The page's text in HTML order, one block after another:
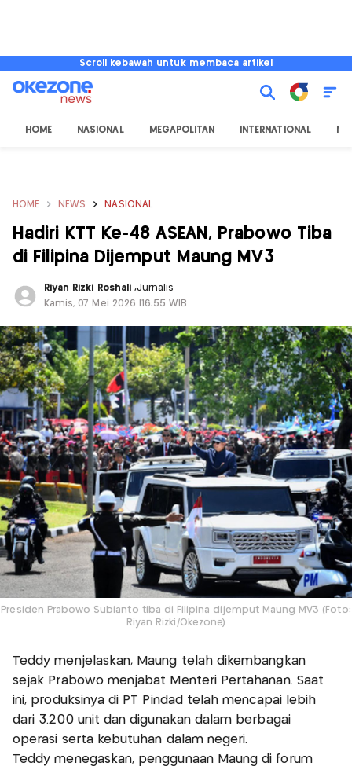
Scroll kebawah untuk membaca artikel
HOME NASIONAL MEGAPOLITAN INTERNATIONAL
HOME NEWS NASIONAL
Hadiri KTT Ke-48 ASEAN, Prabowo Tiba
di Filipina Dijemput Maung MV3
Riyan Rizki Roshali ,Jurnalis
Kamis, 07 Mei 2026 |16:55 WIB
Presiden Prabowo Subianto tiba di Filipina dijemput Maung MV3 (Foto:
Riyan Rizki/Okezone)
Teddy menjelaskan, Maung telah dikembangkan
sejak Prabowo menjabat Menteri Pertahanan. Saat
ini, produksinya di PT Pindad telah mencapai lebih
dari 3.200 unit dan digunakan dalam berbagai
operasi serta kebutuhan dalam negeri.
Teddy menegaskan, penggunaan Maung di forum